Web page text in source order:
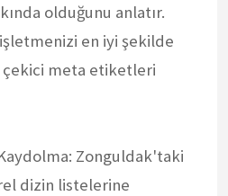
olduğunu anlatır.
en iyi şekilde
çekici meta etiketleri
Zonguldak'taki
dizin listelerine